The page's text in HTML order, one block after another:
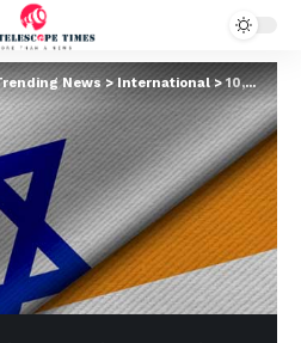
News>International>10,000 भारतीय लेबर अगले सप्ताह से जाएंगे इज़राइल, निर्माण उद्योग में है भारी मांग